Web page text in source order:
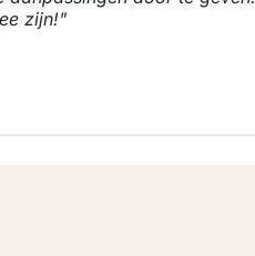
zijn!